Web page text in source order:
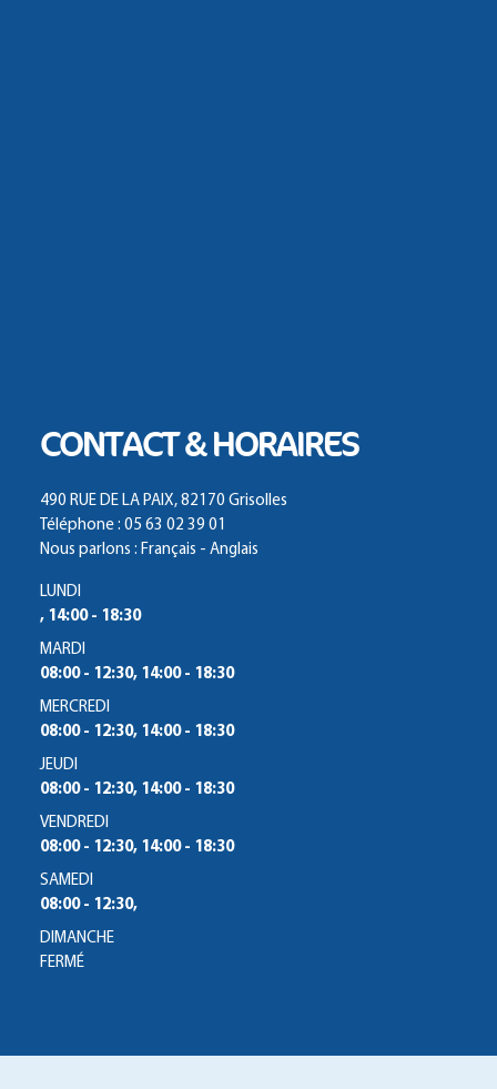
CONTACT & HORAIRES
490 RUE DE LA PAIX, 82170 Grisolles
Téléphone : 05 63 02 39 01
Nous parlons : Français - Anglais
LUNDI
, 14:00 - 18:30
MARDI
08:00 - 12:30, 14:00 - 18:30
MERCREDI
08:00 - 12:30, 14:00 - 18:30
JEUDI
08:00 - 12:30, 14:00 - 18:30
VENDREDI
08:00 - 12:30, 14:00 - 18:30
SAMEDI
08:00 - 12:30,
DIMANCHE
FERMÉ